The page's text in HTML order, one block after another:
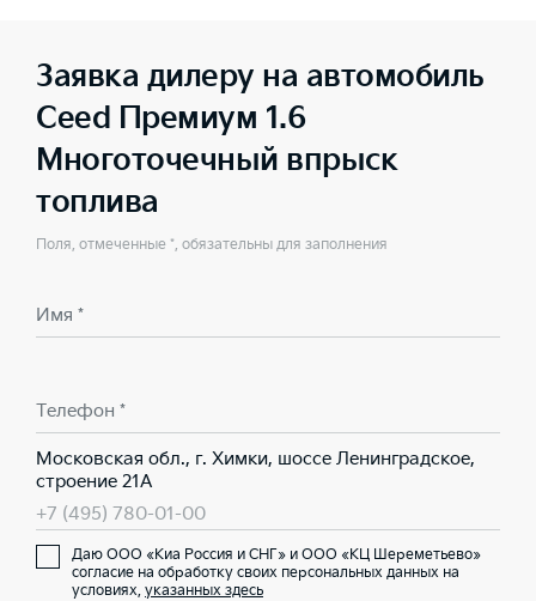
Заявка дилеру на автомобиль
Ceed Премиум 1.6
Многоточечный впрыск
топлива
Поля, отмеченные *, обязательны для заполнения
Имя *
Телефон *
Московская обл., г. Химки, шоссе Ленинградское,
строение 21А
+7 (495) 780-01-00
Даю ООО «Киа Россия и СНГ» и ООО «КЦ Шереметьево»
согласие на обработку своих персональных данных на
условиях, указанных здесь